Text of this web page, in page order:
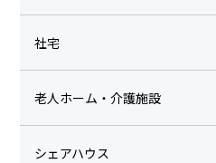
社宅
老人ホーム・介護施設
シェアハウス